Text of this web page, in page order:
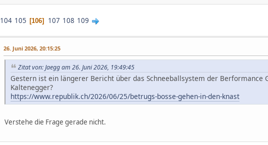
104 105 106 107 108 109
26. Juni 2026, 20:15:25
Zitat von: Jaegg am 26. Juni 2026, 19:49:45
Gestern ist ein längerer Bericht über das Schneeballsystem der
Kaltenegger?
https://www.republik.ch/2026/06/25/betrugs-bosse-gehen-in-den-knast
Verstehe die Frage gerade nicht.